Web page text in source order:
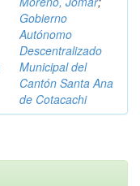
Gobierno
Autónomo
Descentralizado
Municipal del
Cantón Santa Ana
de Cotacachi